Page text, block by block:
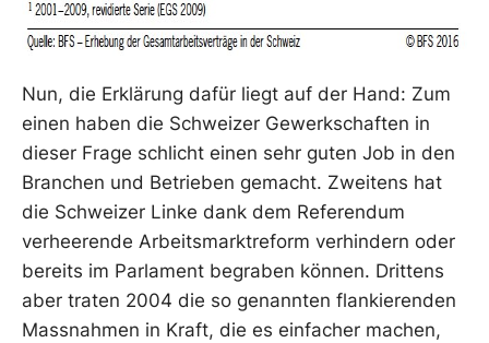
Nun, die Erklärung dafür liegt auf der Hand: Zum
einen haben die Schweizer Gewerkschaften in
dieser Frage schlicht einen sehr guten Job in den
Branchen und Betrieben gemacht. Zweitens hat
die Schweizer Linke dank dem Referendum
verheerende Arbeitsmarktreform verhindern oder
bereits im Parlament begraben können. Drittens
aber traten 2004 die so genannten flankierenden
Massnahmen in Kraft, die es einfacher machen,